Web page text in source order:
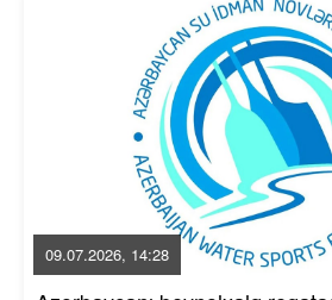
09.07.2026, 14:28